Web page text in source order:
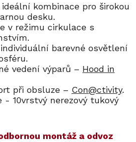
kombinace pro širokou
desku.
v režimu cirkulace s
barevné osvětlení
vedení výparů – Hood in
při obsluze – Con@ctivity.
10vrstvý nerezový tukový
montáž a odvoz